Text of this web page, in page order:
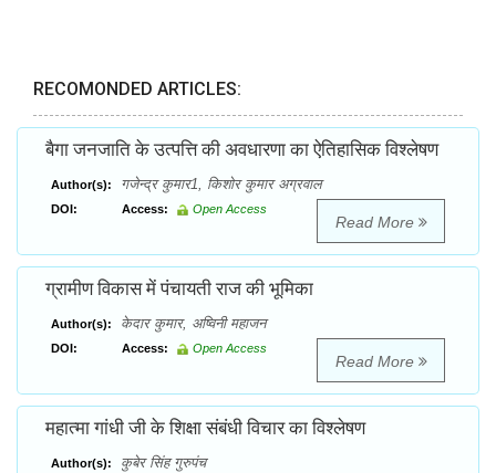
RECOMONDED ARTICLES:
बैगा जनजाति के उत्पत्ति की अवधारणा का ऐतिहासिक विश्लेषण
Author(s): गजेन्द्र कुमार1, किशोर कुमार अग्रवाल
DOI: Access: Open Access
Read More
ग्रामीण विकास में पंचायती राज की भूमिका
Author(s): केदार कुमार, अष्विनी महाजन
DOI: Access: Open Access
Read More
महात्मा गांधी जी के शिक्षा संबंधी विचार का विश्लेषण
Author(s): कुबेर सिंह गुरुपंच